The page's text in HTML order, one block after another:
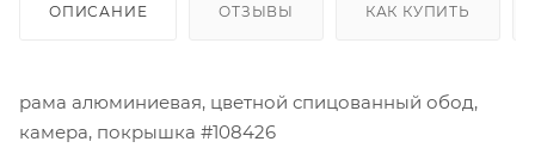
ОПИСАНИЕ ОТЗЫВЫ КАК КУПИТЬ
рама алюминиевая, цветной спицованный обод,
камера, покрышка #108426